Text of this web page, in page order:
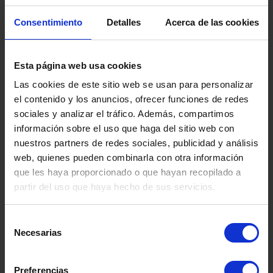
Consentimiento Detalles Acerca de las cookies
Esta página web usa cookies
Las cookies de este sitio web se usan para personalizar
el contenido y los anuncios, ofrecer funciones de redes
sociales y analizar el tráfico. Además, compartimos
información sobre el uso que haga del sitio web con
nuestros partners de redes sociales, publicidad y análisis
web, quienes pueden combinarla con otra información
que les haya proporcionado o que hayan recopilado a
partir del uso que haya hecho de sus servicios.
Necesarias
Preferencias
escuchar a las personas autistas y darles voz,
puesto que tienen mucho que contar y transmitir.
voz o testimonio, asumiendo un rol de experto o
reflexionar sobre ello ya que como profesionales
crecemos y mejoramos día a día gracias a su
generosidad a la hora de compartir sus vivencias
y experiencias.